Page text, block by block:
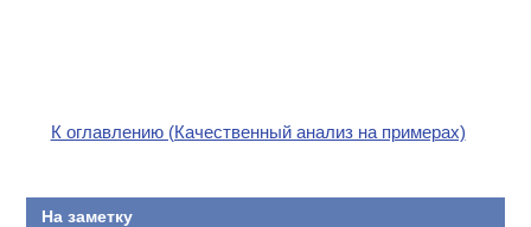
К оглавлению (Качественный анализ на примерах)
На заметку